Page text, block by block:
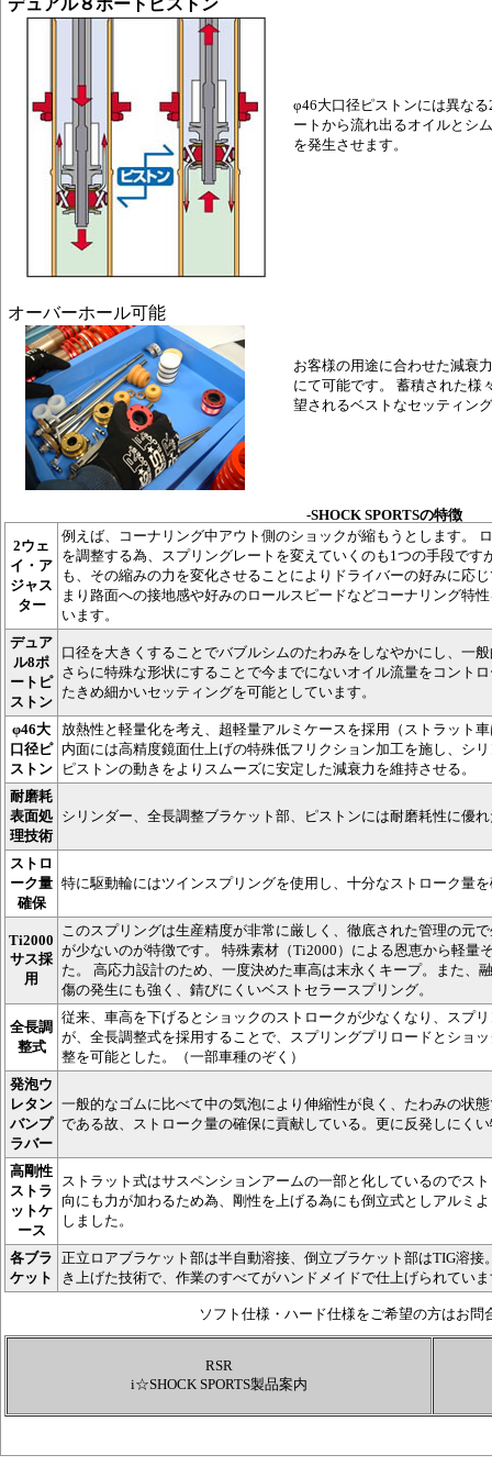
デュアル８ポートピストン
φ46大口径ピストンには異な
ートから流れ出るオイルとシ
を発生させます。
オーバーホール可能
お客様の用途に合わせた減衰
にて可能です。 蓄積された様
望されるベストなセッティン
-SHOCK SPORTSの特徴
2ウェ
イ・ア
ジャス
ター
例えば、コーナリング中アウト側のショックが縮もうとします。
を調整する為、スプリングレートを変えていくのも1つの手段で
も、その縮みの力を変化させることによりドライバーの好みに応
まり路面への接地感や好みのロールスピードなどコーナリング特
います。
デュア
ル8ポ
ートピ
ストン
口径を大きくすることでバブルシムのたわみをしなやかにし、一
さらに特殊な形状にすることで今までにないオイル流量をコント
たきめ細かいセッティングを可能としています。
φ46大
口径ピ
ストン
放熱性と軽量化を考え、超軽量アルミケースを採用（ストラット
内面には高精度鏡面仕上げの特殊低フリクション加工を施し、シ
ピストンの動きをよりスムーズに安定した減衰力を維持させる。
耐磨耗
表面処
理技術
シリンダー、全長調整ブラケット部、ピストンには耐磨耗性に優
ストロ
ーク量
確保
特に駆動輪にはツインスプリングを使用し、十分なストローク量
Ti2000
サス採
用
このスプリングは生産精度が非常に厳しく、徹底された管理の元
が少ないのが特徴です。 特殊素材（Ti2000）による恩恵から軽量
た。 高応力設計のため、一度決めた車高は末永くキープ。また、
傷の発生にも強く、錆びにくいベストセラースプリング。
全長調
整式
従来、車高を下げるとショックのストロークが少なくなり、スプ
が、全長調整式を採用することで、スプリングプリロードとショ
整を可能とした。（一部車種のぞく）
発泡ウ
レタン
バンプ
ラバー
一般的なゴムに比べて中の気泡により伸縮性が良く、たわみの状
である故、ストローク量の確保に貢献している。更に反発しにく
高剛性
ストラ
ットケ
ース
ストラット式はサスペンションアームの一部と化しているのでス
向にも力が加わるため為、剛性を上げる為にも倒立式としアルミ
しました。
各ブラ
ケット
正立ロアブラケット部は半自動溶接、倒立ブラケット部はTIG溶
き上げた技術で、作業のすべてがハンドメイドで仕上げられてい
ソフト仕様・ハード仕様をご希望の方はお問
RSR
i☆SHOCK SPORTS製品案内